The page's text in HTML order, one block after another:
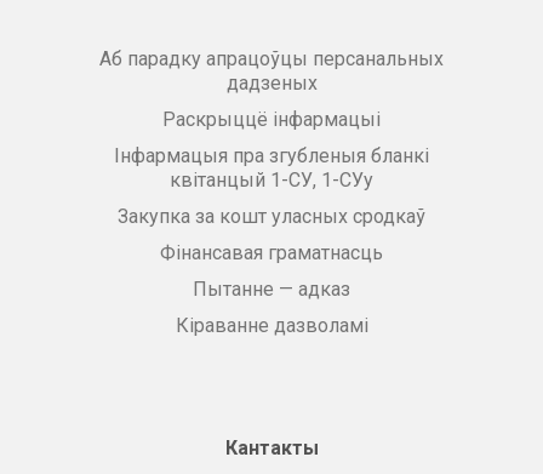
Аб парадку апрацоўцы персанальных
дадзеных
Раскрыццё інфармацыі
Інфармацыя пра згубленыя бланкі
квітанцый 1-СУ, 1-СУу
Закупка за кошт уласных сродкаў
Фінансавая граматнасць
Пытанне — адказ
Кіраванне дазволамі
Кантакты